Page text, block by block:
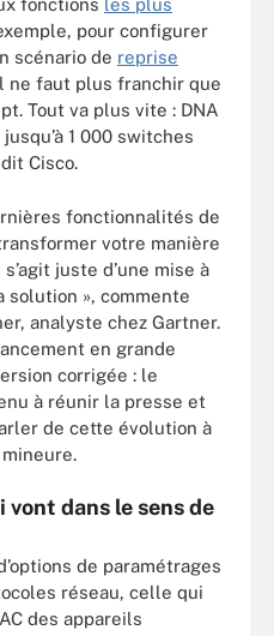
fonctions les plus
pour configurer
scénario de reprise
ne faut plus franchir que
Tout va plus vite : DNA
1 000 switches
Cisco.
fonctionnalités de
votre manière
juste d’une mise à
solution », commente
analyste chez Gartner.
en grande
corrigée : le
à réunir la presse et
de cette évolution à
dans le sens de
de paramétrages
réseau, celle qui
des appareils